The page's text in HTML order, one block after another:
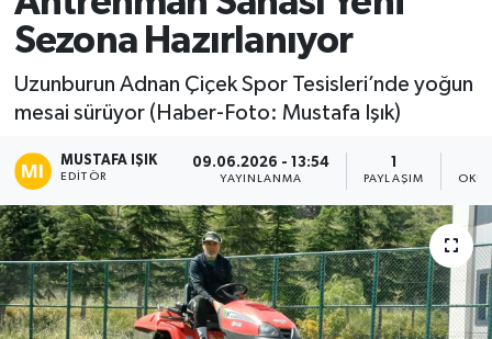
Sezona Hazırlanıyor
Uzunburun Adnan Çiçek Spor Tesisleri’nde yoğun
mesai sürüyor (Haber-Foto: Mustafa Işık)
MUSTAFA IŞIK
EDITÖR
09.06.2026 - 13:54
YAYINLANMA
1
PAYLAŞIM
Ekonomi
Sağlık
Tokat Haber